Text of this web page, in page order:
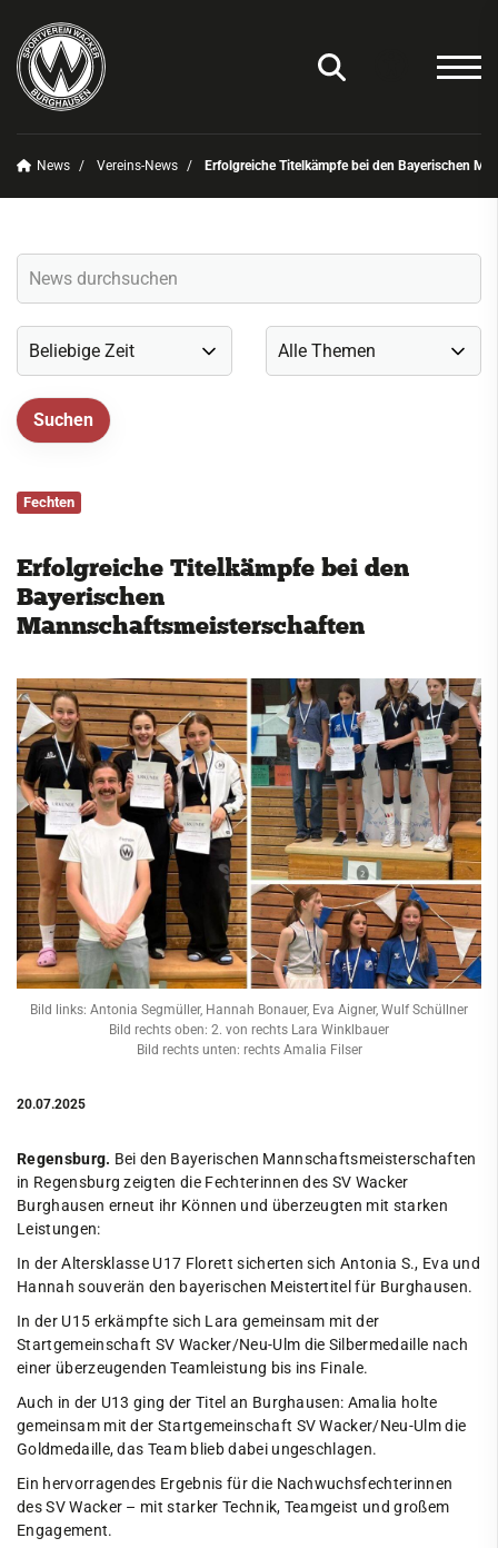
News Vereins-News Erfolgreiche Titelkämpfe bei den Bayerischen
Fechten
Erfolgreiche Titelkämpfe bei den
Bayerischen
Mannschaftsmeisterschaften
Bild links: Antonia Segmüller, Hannah Bonauer, Eva Aigner, Wulf Schüllner
Bild rechts oben: 2. von rechts Lara Winklbauer
Bild rechts unten: rechts Amalia Filser
20.07.2025
Regensburg. Bei den Bayerischen Mannschaftsmeisterschaften
in Regensburg zeigten die Fechterinnen des SV Wacker
Burghausen erneut ihr Können und überzeugten mit starken
Leistungen:
In der Altersklasse U17 Florett sicherten sich Antonia S., Eva und
Hannah souverän den bayerischen Meistertitel für Burghausen.
In der U15 erkämpfte sich Lara gemeinsam mit der
Startgemeinschaft SV Wacker/Neu-Ulm die Silbermedaille nach
einer überzeugenden Teamleistung bis ins Finale.
Auch in der U13 ging der Titel an Burghausen: Amalia holte
gemeinsam mit der Startgemeinschaft SV Wacker/Neu-Ulm die
Goldmedaille, das Team blieb dabei ungeschlagen.
Ein hervorragendes Ergebnis für die Nachwuchsfechterinnen
des SV Wacker – mit starker Technik, Teamgeist und großem
Engagement.
Vereins-News
Vereins-App/Vereinszeitung
Onlineshop
Sportdeutschland-News
Kontakt